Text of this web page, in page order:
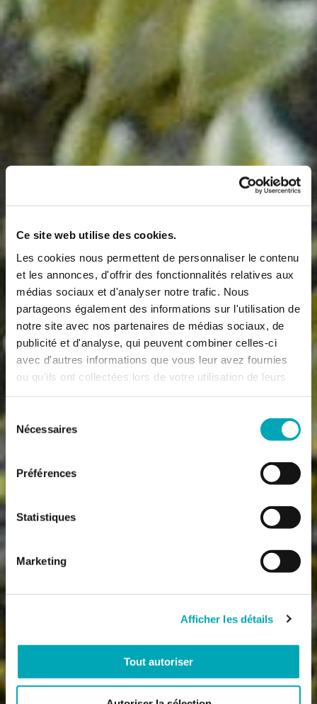
Ce site web utilise des cookies.
Les cookies nous permettent de personnaliser le contenu
et les annonces, d'offrir des fonctionnalités relatives aux
médias sociaux et d'analyser notre trafic. Nous
partageons également des informations sur l'utilisation de
notre site avec nos partenaires de médias sociaux, de
publicité et d'analyse, qui peuvent combiner celles-ci
avec d'autres informations que vous leur avez fournies
ou qu'ils ont collectées lors de votre utilisation de leurs
Sélection
Nécessaires
Préférences
Statistiques
Marketing
Afficher les détails
Tout autoriser